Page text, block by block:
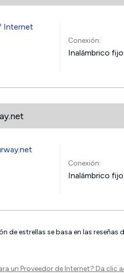
Conexión:
Inalámbrico fijo
Conexión:
Inalámbrico fijo
de estrellas se basa en las reseñas
un Proveedor de Internet? Da clic